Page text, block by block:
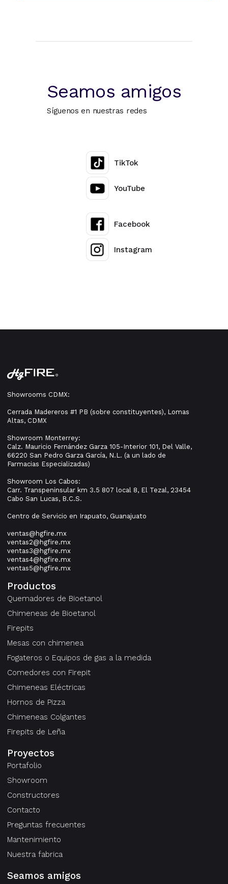
Seamos amigos
Síguenos en nuestras redes
TikTok
YouTube
Facebook
Instagram
Showrooms CDMX:
Cerrada Madereros #1 PB (sobre constituyentes), Lomas
Altas, CDMX
Showroom Monterrey:
Calz. Mauricio Fernández Garza 105-Interior 101, Del Valle,
66220 San Pedro Garza García, N.L. (a un lado de
Farmacias Especializadas)
Showroom Los Cabos:
Carr. Transpeninsular km 3.5 807 local 8, El Tezal, 23454
Cabo San Lucas, B.C.S.
Centro de Servicio en Irapuato, Guanajuato
ventas@hgfire.mx
ventas2@hgfire.mx
ventas3@hgfire.mx
ventas4@hgfire.mx
ventas5@hgfire.mx
Productos
Quemadores de Bioetanol
Chimeneas de Bioetanol
Firepits
Mesas con chimenea
Fogateros o Equipos de gas a la medida
Comedores con Firepit
Chimeneas Eléctricas
Hornos de Pizza
Chimeneas Colgantes
Firepits de Leña
Proyectos
Portafolio
Showroom
Constructores
Contacto
Preguntas frecuentes
Mantenimiento
Nuestra fabrica
Seamos amigos